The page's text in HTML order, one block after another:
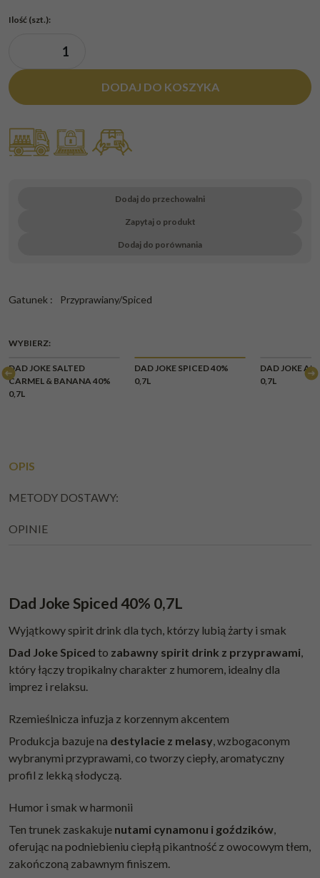
Ilość (szt.):
DODAJ DO KOSZYKA
Dodaj do przechowalni
Zapytaj o produkt
Dodaj do porównania
Gatunek : Przyprawiany/Spiced
WYBIERZ:
DAD JOKE SALTED
CARMEL & BANANA 40%
0,7L
DAD JOKE SPICED 40%
0,7L
DAD JOKE
0,7L
OPIS
METODY DOSTAWY:
OPINIE
Dad Joke Spiced 40% 0,7L
Wyjątkowy spirit drink dla tych, którzy lubią żarty i smak
Dad Joke Spiced to zabawny spirit drink z przyprawami,
który łączy tropikalny charakter z humorem, idealny dla
imprez i relaksu.
Rzemieślnicza infuzja z korzennym akcentem
Produkcja bazuje na destylacie z melasy, wzbogaconym
wybranymi przyprawami, co tworzy ciepły, aromatyczny
profil z lekką słodyczą.
Humor i smak w harmonii
Ten trunek zaskakuje nutami cynamonu i goździków,
oferując na podniebieniu ciepłą pikantność z owocowym tłem,
zakończoną zabawnym finiszem.